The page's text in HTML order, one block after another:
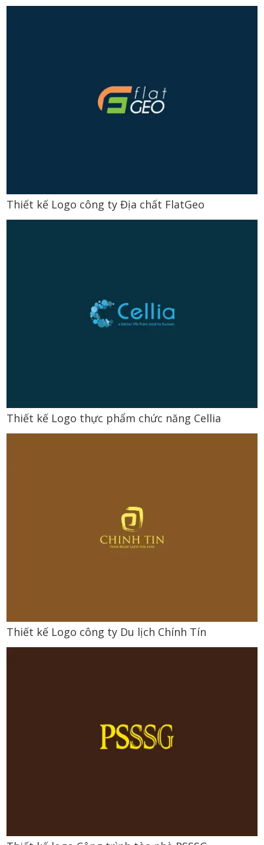
Thiết kế Logo công ty Địa chất FlatGeo
Thiết kế Logo thực phẩm chức năng Cellia
Thiết kế Logo công ty Du lịch Chính Tín